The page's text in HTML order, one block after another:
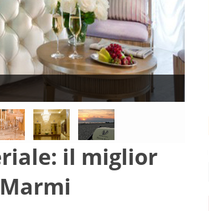
il miglior